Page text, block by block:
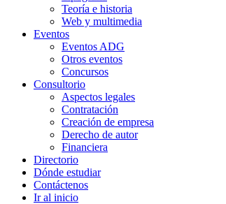
Teoría e historia
Web y multimedia
Eventos
Eventos ADG
Otros eventos
Concursos
Consultorio
Aspectos legales
Contratación
Creación de empresa
Derecho de autor
Financiera
Directorio
Dónde estudiar
Contáctenos
Ir al inicio